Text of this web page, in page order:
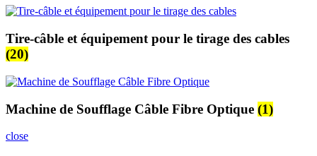
Tire-câble et équipement pour le tirage des cables
(20)
Machine de Soufflage Câble Fibre Optique (1)
close